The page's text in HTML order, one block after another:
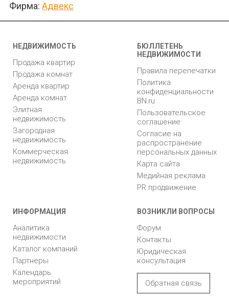
Фирма: Адвекс
НЕДВИЖИМОСТЬ
Продажа квартир
Продажа комнат
Аренда квартир
Аренда комнат
Элитная
недвижимость
Загородная
недвижимость
Коммерческая
недвижимость
БЮЛЛЕТЕНЬ
НЕДВИЖИМОСТИ
Правила перепечатки
Политика
конфиденциальности
BN.ru
Пользовательское
соглашение
Согласие на
распространение
персональных данных
Карта сайта
Медийная реклама
PR продвижение
ИНФОРМАЦИЯ
Аналитика
недвижимости
Каталог компаний
Партнеры
Календарь
мероприятий
ВОЗНИКЛИ ВОПРОСЫ
Форум
Контакты
Юридическая
консультация
Обратная связь